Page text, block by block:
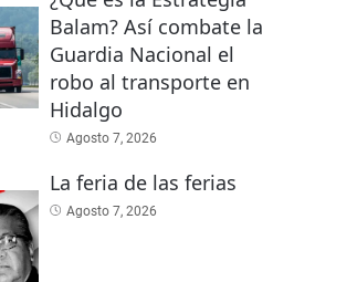
Balam? Así combate la
Guardia Nacional el
robo al transporte en
Hidalgo
Agosto 7, 2026
La feria de las ferias
Agosto 7, 2026